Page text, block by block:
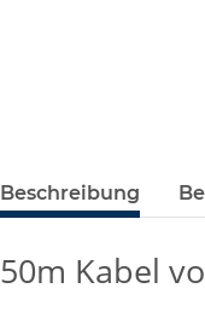
Beschreibung
50m Kabel